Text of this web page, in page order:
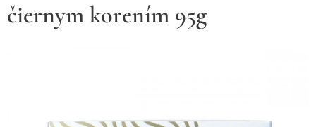
čiernym korením 95g